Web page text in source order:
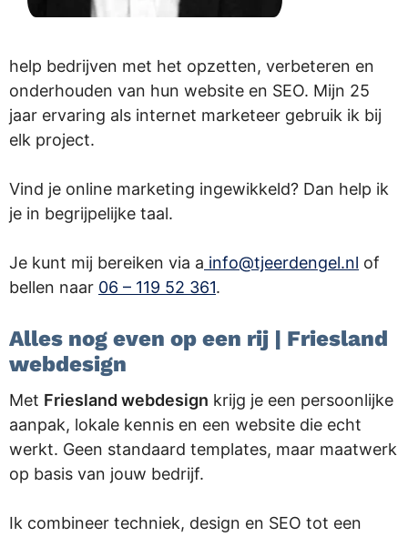
help bedrijven met het opzetten, verbeteren en
onderhouden van hun website en SEO. Mijn 25
jaar ervaring als internet marketeer gebruik ik bij
elk project.
Vind je online marketing ingewikkeld? Dan help ik
je in begrijpelijke taal.
Je kunt mij bereiken via a info@tjeerdengel.nl of
bellen naar 06 – 119 52 361.
Alles nog even op een rij | Friesland
webdesign
Met Friesland webdesign krijg je een persoonlijke
aanpak, lokale kennis en een website die echt
werkt. Geen standaard templates, maar maatwerk
op basis van jouw bedrijf.
Ik combineer techniek, design en SEO tot een